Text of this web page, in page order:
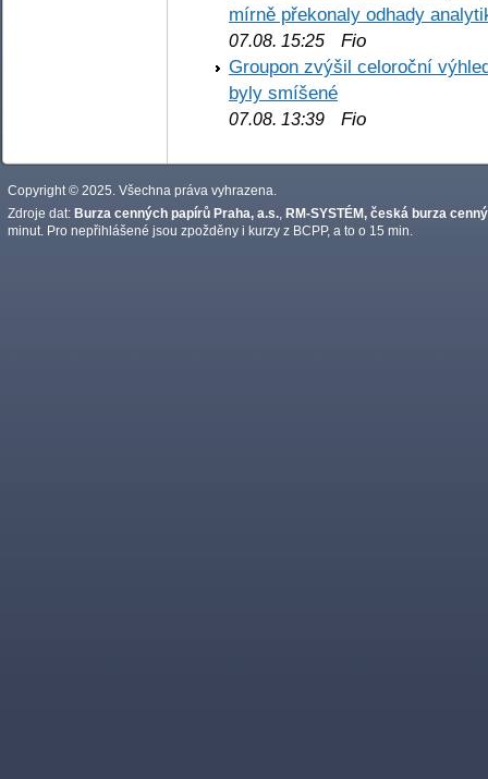
mírně překonaly odhady
07.08. 15:25 Fio
Groupon zvýšil celoroční
byly smíšené
07.08. 13:39 Fio
Copyright © 2025. Všechna práva vyhrazena.
Zdroje dat: Burza cenných papírů Praha, a.s. RM-SYSTÉM, česká burza
minut. Pro nepřihlášené jsou zpožděny i kurzy z BCPP, a to o 15 min.